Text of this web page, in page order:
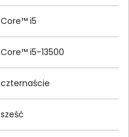
Core™ i5
Core™ i5-13500
czternaście
sześć